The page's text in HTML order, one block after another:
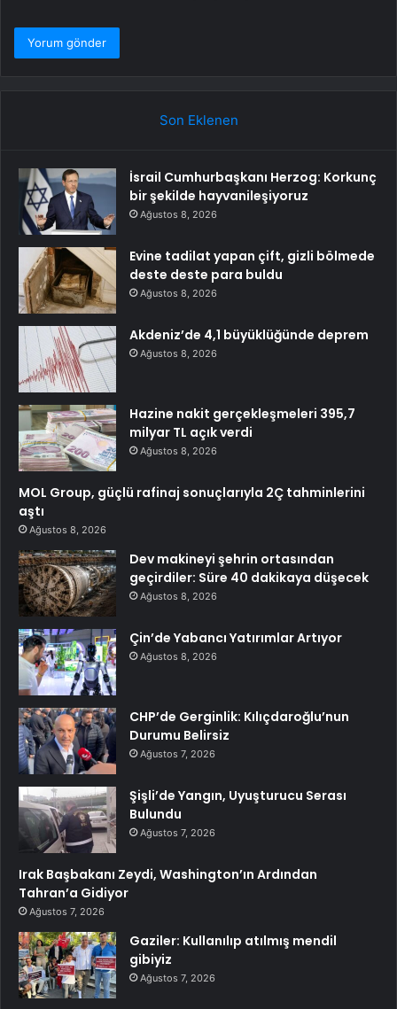
Son Eklenen
İsrail Cumhurbaşkanı Herzog: Korkunç
bir şekilde hayvanileşiyoruz
Ağustos 8, 2026
Evine tadilat yapan çift, gizli bölmede
deste deste para buldu
Ağustos 8, 2026
Akdeniz’de 4,1 büyüklüğünde deprem
Ağustos 8, 2026
Hazine nakit gerçekleşmeleri 395,7
milyar TL açık verdi
Ağustos 8, 2026
MOL Group, güçlü rafinaj sonuçlarıyla 2Ç tahminlerini
aştı
Ağustos 8, 2026
Dev makineyi şehrin ortasından
geçirdiler: Süre 40 dakikaya düşecek
Ağustos 8, 2026
Çin’de Yabancı Yatırımlar Artıyor
Ağustos 8, 2026
CHP’de Gerginlik: Kılıçdaroğlu’nun
Durumu Belirsiz
Ağustos 7, 2026
Şişli’de Yangın, Uyuşturucu Serası
Bulundu
Ağustos 7, 2026
Irak Başbakanı Zeydi, Washington’ın Ardından
Tahran’a Gidiyor
Ağustos 7, 2026
Gaziler: Kullanılıp atılmış mendil
gibiyiz
Ağustos 7, 2026